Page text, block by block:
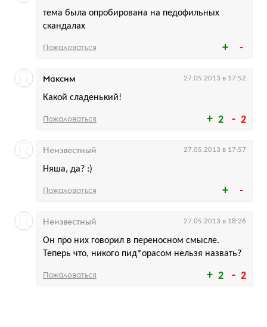
тема была опробирована на педофильных
скандалах
Пожаловаться
2 2
Какой сладенький!
Максим 27.05.2013 в 17:52
Пожаловаться
Няша, да? :)
Неизвестный 27.05.2013 в 17:57
Пожаловаться
2 2
Он про них говорил в переносном смысле.
Теперь что, никого пид*орасом нельзя назвать?
Неизвестный 27.05.2013 в 18:26
Пожаловаться